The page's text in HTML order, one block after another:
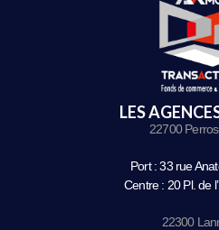
LES
22700
Port : 33 rue
Centre : 20 Pl. de
22300